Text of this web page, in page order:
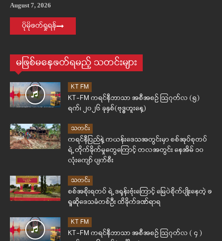
August 7, 2026
ပိုမိုဖတ်ရှုရန်
မဖြစ်မနေဖတ်ရမည့် သတင်းများ
KT FM
KT-FM ကရင်နီဘာသာ အစီအစဉ် ဩဂုတ်လ (၅)
ရက်၊ ၂၀၂၆ ခုနှစ်(ဗုဒ္ဓဟူးနေ့)
သတင်း
ကရင်နီပြည်နဲ့ ကယန်းဒေသအတွင်းမှာ စစ်အုပ်စုတပ်
ရဲ့ တိုက်ခိုက်မှုတွေကြောင့် တလအတွင်း နေအိမ် ၁၀
လုံးကျော် ပျက်စီး
သတင်း
စစ်အစိုးရတပ် ရဲ့ ဒရုန်းဗုံးကြောင့် မြေပဲစိုက်ပျိုးနေတဲ့ ဖ
ရူဆိုဒေသခံတစ်ဦး ထိခိုက်ဒဏ်ရာရ
KT FM
KT-FM ကရင်နီဘာသာ အစီအစဉ် ဩဂုတ်လ ( ၄ )